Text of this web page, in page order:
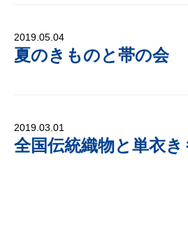
2019.05.04
夏のきものと帯の会
2019.03.01
全国伝統織物と単衣